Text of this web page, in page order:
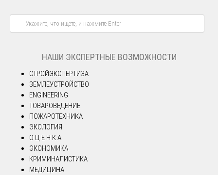
НАШИ ЭКСПЕРТНЫЕ ВОЗМОЖНОСТИ
СТРОЙЭКСПЕРТИЗА
ЗЕМЛЕУСТРОЙСТВО
ENGINEERING
ТОВАРОВЕДЕНИЕ
ПОЖАРОТЕХНИКА
ЭКОЛОГИЯ
О Ц Е Н К А
ЭКОНОМИКА
КРИМИНАЛИСТИКА
МЕДИЦИНА